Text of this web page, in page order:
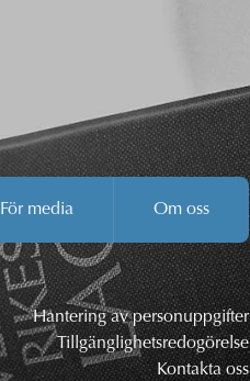
För media Om oss
Hantering av personuppgifter
Tillgänglighetsredogörelse
Kontakta oss